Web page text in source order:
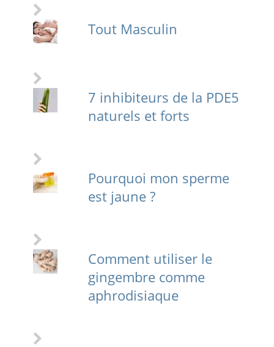
Tout Masculin
7 inhibiteurs de la PDE5
naturels et forts
Pourquoi mon sperme
est jaune ?
Comment utiliser le
gingembre comme
aphrodisiaque